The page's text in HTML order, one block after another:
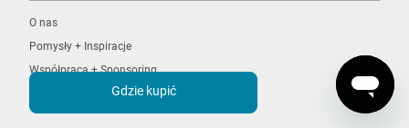
Gdzie kupić
O nas
Pomysły + Inspiracje
Współpraca + Sponsoring